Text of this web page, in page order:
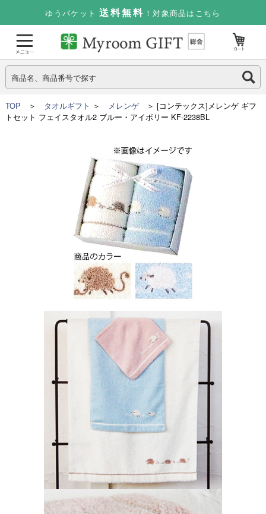
ゆうパケット 送料無料 ！対象商品はこちら
TOP ＞ タオルギフト ＞ メレンゲ＞ [コンテックス]メレンゲ ギフ
トセット フェイスタオル2 ブルー・アイボリー KF-2238BL